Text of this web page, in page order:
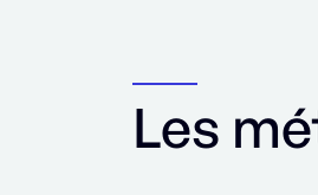
Les